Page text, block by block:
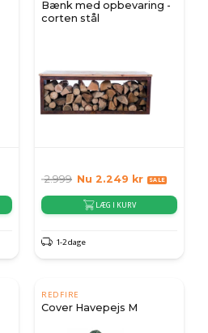
Bænk med opbevaring -
corten stål
2.999 Nu 2.249 kr
LÆG I KURV
1-2 dage
REDFIRE
Cover Havepejs M